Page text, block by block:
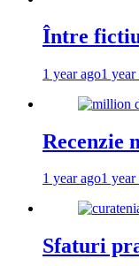
Între
1 year ago1 year
Recenzie
1 year ago1 year
Sfaturi